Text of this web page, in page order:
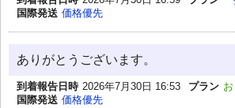
国際発送 価格優先
ありがとうございます。
到着報告日時 2026年7月30日 16:53 プラン
国際発送 価格優先